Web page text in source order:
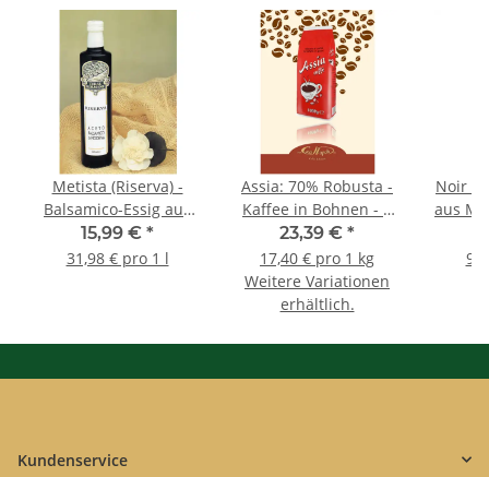
Metista (Riserva) -
Balsamico-Essig aus
Modena - 5 Jahre -
Dichte 1,13 - 0,5 Liter -
15,99 € *
31,98 € pro 1 l
Assia: 70% Robusta -
Kaffee in Bohnen - 1
Kilogramm - Caffen
Caffe
23,39 € *
17,40 € pro 1 kg
Weitere Variationen
erhältlich.
Noir -
aus
Liter
Kundenservice